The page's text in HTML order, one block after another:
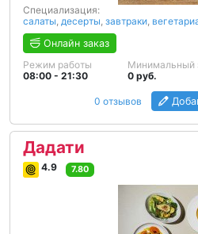
Специализация:
салаты, десерты, завтраки,
Онлайн заказ
Режим работы
08:00 - 21:30
Минимальный
0 руб.
0 отзывов
Дадати
4.9 7.80